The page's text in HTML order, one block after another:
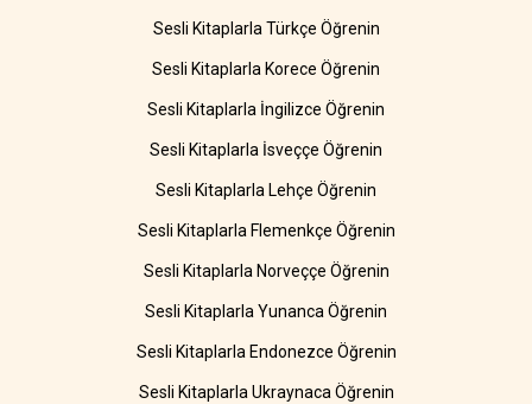
Sesli Kitaplarla Türkçe Öğrenin
Sesli Kitaplarla Korece Öğrenin
Sesli Kitaplarla İngilizce Öğrenin
Sesli Kitaplarla İsveççe Öğrenin
Sesli Kitaplarla Lehçe Öğrenin
Sesli Kitaplarla Flemenkçe Öğrenin
Sesli Kitaplarla Norveççe Öğrenin
Sesli Kitaplarla Yunanca Öğrenin
Sesli Kitaplarla Endonezce Öğrenin
Sesli Kitaplarla Ukraynaca Öğrenin